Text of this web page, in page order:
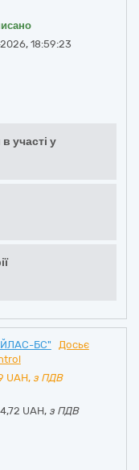
18:59:23
участі у
БС"
Досьє
UAH, з ПДВ
UAH, з ПДВ